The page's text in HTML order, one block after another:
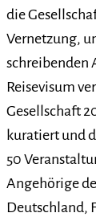
die
Vernetzung,
schreibenden
Reisevisum
Gesellschaft
kuratiert und
50
Angehörige
Deutschland,